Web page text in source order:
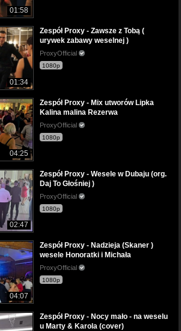
01:58
01:34
Zespół Proxy - Zawsze z Tobą (
urywek zabawy weselnej )
ProxyOfficial
1080p
04:25
Zespół Proxy - Mix utworów Lipka
Kalina malina Rezerwa
ProxyOfficial
1080p
02:47
Zespół Proxy - Wesele w Dubaju (org.
Daj To Głośniej )
ProxyOfficial
1080p
04:07
Zespół Proxy - Nadzieja (Skaner )
wesele Honoratki i Michała
ProxyOfficial
1080p
Zespół Proxy - Nocy mało - na weselu
u Marty & Karola (cover)